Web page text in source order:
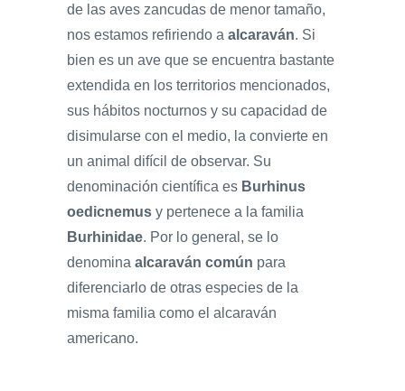
de las aves zancudas de menor tamaño,
nos estamos refiriendo a alcaraván. Si
bien es un ave que se encuentra bastante
extendida en los territorios mencionados,
sus hábitos nocturnos y su capacidad de
disimularse con el medio, la convierte en
un animal difícil de observar. Su
denominación científica es Burhinus
oedicnemus y pertenece a la familia
Burhinidae. Por lo general, se lo
denomina alcaraván común para
diferenciarlo de otras especies de la
misma familia como el alcaraván
americano.